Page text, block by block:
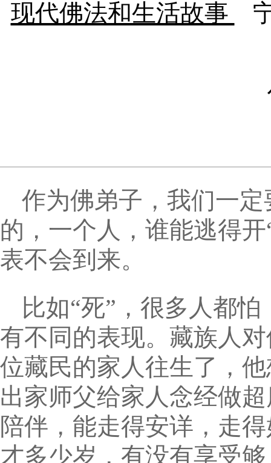
现代佛法和生活故事
作为佛弟子，我们一
的，一个人，谁能逃得
表不会到来。
比如“死”，很多人都
有不同的表现。藏族人
位藏民的家人往生了，
出家师父给家人念经做
陪伴，能走得安详，走
才多少岁，有没有享受